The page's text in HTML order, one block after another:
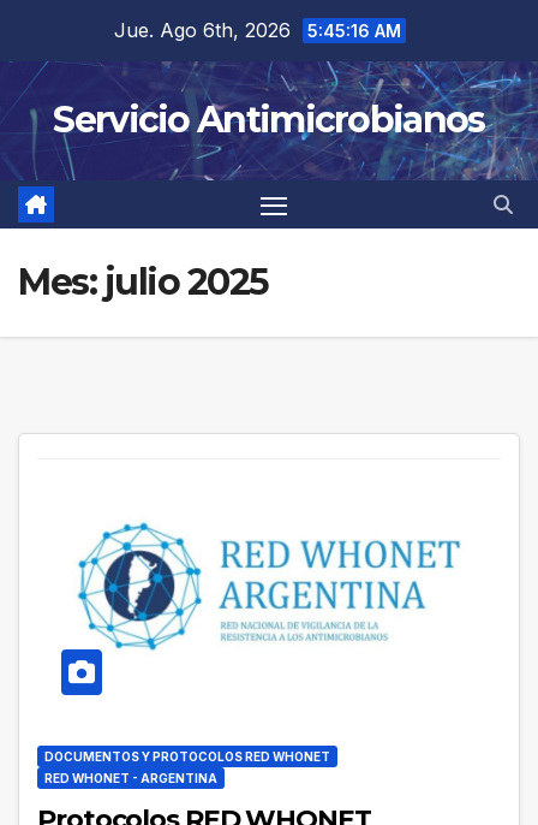
contenido
Jue. Ago 6th, 2026 5:45:16 AM
Servicio Antimicrobianos
Mes: julio 2025
DOCUMENTOS Y PROTOCOLOS RED WHONET
RED WHONET - ARGENTINA